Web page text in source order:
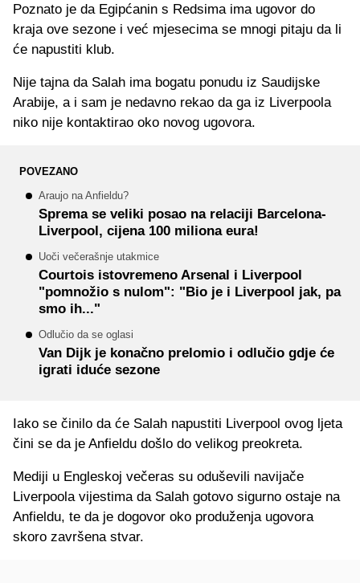
Poznato je da Egipćanin s Redsima ima ugovor do
kraja ove sezone i već mjesecima se mnogi pitaju da li
će napustiti klub.
Nije tajna da Salah ima bogatu ponudu iz Saudijske
Arabije, a i sam je nedavno rekao da ga iz Liverpoola
niko nije kontaktirao oko novog ugovora.
POVEZANO
Araujo na Anfieldu?
Sprema se veliki posao na relaciji Barcelona-
Liverpool, cijena 100 miliona eura!
Uoči večerašnje utakmice
Courtois istovremeno Arsenal i Liverpool
"pomnožio s nulom": "Bio je i Liverpool jak, pa
smo ih..."
Odlučio da se oglasi
Van Dijk je konačno prelomio i odlučio gdje će
igrati iduće sezone
Iako se činilo da će Salah napustiti Liverpool ovog ljeta
čini se da je Anfieldu došlo do velikog preokreta.
Mediji u Engleskoj večeras su oduševili navijače
Liverpoola vijestima da Salah gotovo sigurno ostaje na
Anfieldu, te da je dogovor oko produženja ugovora
skoro završena stvar.